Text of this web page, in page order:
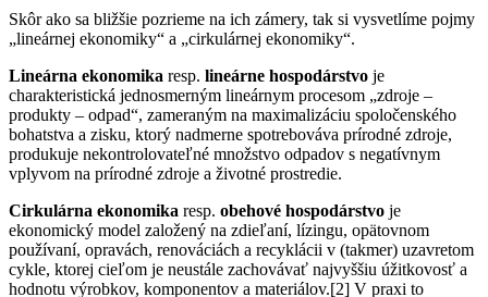
Skôr ako sa bližšie pozrieme na ich zámery, tak si vysvetlíme pojmy
„lineárnej ekonomiky“ a „cirkulárnej ekonomiky“.
Lineárna ekonomika resp. lineárne hospodárstvo je
charakteristická jednosmerným lineárnym procesom „zdroje –
produkty – odpad“, zameraným na maximalizáciu spoločenského
bohatstva a zisku, ktorý nadmerne spotrebováva prírodné zdroje,
produkuje nekontrolovateľné množstvo odpadov s negatívnym
vplyvom na prírodné zdroje a životné prostredie.
Cirkulárna ekonomika resp. obehové hospodárstvo je
ekonomický model založený na zdieľaní, lízingu, opätovnom
používaní, opravách, renováciách a recyklácii v (takmer) uzavretom
cykle, ktorej cieľom je neustále zachovávať najvyššiu úžitkovosť a
hodnotu výrobkov, komponentov a materiálov.[2] V praxi to